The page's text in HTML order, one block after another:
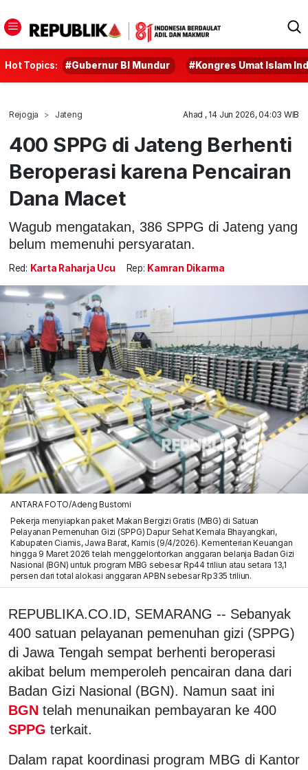
Hot Topics: #Gubernur BI Mundur #Kongres Umat Islam
Rejogja Jateng Ahad , 14 Jun 2026, 04:03 WIB
400 SPPG di Jateng Berhenti
Beroperasi karena Pencairan
Dana Macet
Wagub mengatakan, 386 SPPG di Jateng yang
belum memenuhi persyaratan.
Red: Karta Raharja Ucu Rep: Kamran Dikarma
ANTARA FOTO/Adeng Bustomi
Pekerja menyiapkan paket Makan Bergizi Gratis (MBG) di Satuan
Pelayanan Pemenuhan Gizi (SPPG) Dapur Sehat Kemala Bhayangkari,
Kabupaten Ciamis, Jawa Barat, Kamis (9/4/2026). Kementerian Keuangan
hingga 9 Maret 2026 telah menggelontorkan anggaran belanja Badan Gizi
Nasional (BGN) untuk program MBG sebesar Rp44 triliun atau setara 13,1
persen dari total alokasi anggaran APBN sebesar Rp335 triliun.
REPUBLIKA.CO.ID, SEMARANG -- Sebanyak
400 satuan pelayanan pemenuhan gizi (SPPG)
di Jawa Tengah sempat berhenti beroperasi
akibat belum memperoleh pencairan dana dari
Badan Gizi Nasional (BGN). Namun saat ini
BGN telah menunaikan pembayaran ke 400
SPPG terkait.
Dalam rapat koordinasi program MBG di Kantor